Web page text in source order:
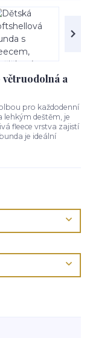
větruodolná a
pro každodenní
lehkým deštěm, je
fleece vrstva zajistí
je ideální